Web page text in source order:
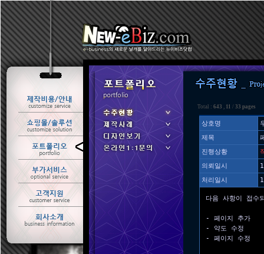
Total : 643 , 11 / 33 pages
상호명
제목
진행상황
의뢰일시
처리일시
다음 사항이 접수
- 페이지 추가
- 약도 수정
- 페이지 수정
ㆍ 수주현황
ㆍ 제작사례